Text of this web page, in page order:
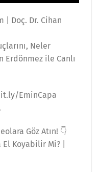
| Doç. Dr. Cihan
Neler
Erdönmez ile Canlı
EminCapa
Göz Atın! 👇
Koyabilir Mi? |